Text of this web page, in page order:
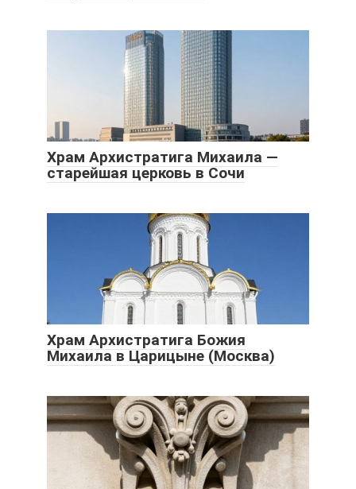
Храм Архистратига Михаила —
старейшая церковь в Сочи
Храм Архистратига Божия
Михаила в Царицыне (Москва)